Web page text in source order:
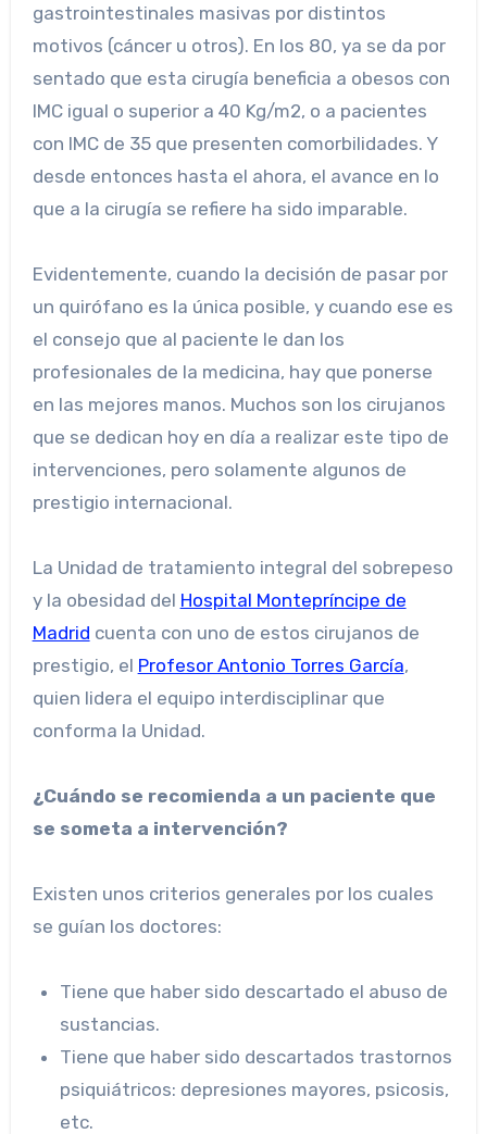
gastrointestinales masivas por distintos
motivos (cáncer u otros). En los 80, ya se da por
sentado que esta cirugía beneficia a obesos con
IMC igual o superior a 40 Kg/m2, o a pacientes
con IMC de 35 que presenten comorbilidades. Y
desde entonces hasta el ahora, el avance en lo
que a la cirugía se refiere ha sido imparable.
Evidentemente, cuando la decisión de pasar por
un quirófano es la única posible, y cuando ese es
el consejo que al paciente le dan los
profesionales de la medicina, hay que ponerse
en las mejores manos. Muchos son los cirujanos
que se dedican hoy en día a realizar este tipo de
intervenciones, pero solamente algunos de
prestigio internacional.
La Unidad de tratamiento integral del sobrepeso
y la obesidad del Hospital Montepríncipe de
Madrid cuenta con uno de estos cirujanos de
prestigio, el Profesor Antonio Torres García,
quien lidera el equipo interdisciplinar que
conforma la Unidad.
¿Cuándo se recomienda a un paciente que
se someta a intervención?
Existen unos criterios generales por los cuales
se guían los doctores:
Tiene que haber sido descartado el abuso de
sustancias.
Tiene que haber sido descartados trastornos
psiquiátricos: depresiones mayores, psicosis,
etc.